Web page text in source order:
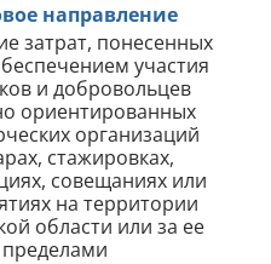
направление
затрат, понесенных
участия
и добровольцев
ориентированных
организаций
стажировках,
совещаниях или
на территории
области или за ее
пределами